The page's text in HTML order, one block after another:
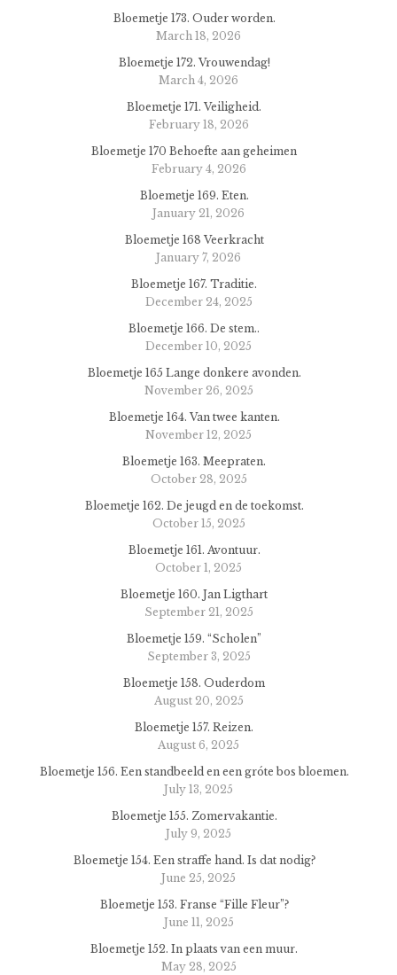
Bloemetje 173. Ouder worden.
March 18, 2026
Bloemetje 172. Vrouwendag!
March 4, 2026
Bloemetje 171. Veiligheid.
February 18, 2026
Bloemetje 170 Behoefte aan geheimen
February 4, 2026
Bloemetje 169. Eten.
January 21, 2026
Bloemetje 168 Veerkracht
January 7, 2026
Bloemetje 167. Traditie.
December 24, 2025
Bloemetje 166. De stem..
December 10, 2025
Bloemetje 165 Lange donkere avonden.
November 26, 2025
Bloemetje 164. Van twee kanten.
November 12, 2025
Bloemetje 163. Meepraten.
October 28, 2025
Bloemetje 162. De jeugd en de toekomst.
October 15, 2025
Bloemetje 161. Avontuur.
October 1, 2025
Bloemetje 160. Jan Ligthart
September 21, 2025
Bloemetje 159. “Scholen”
September 3, 2025
Bloemetje 158. Ouderdom
August 20, 2025
Bloemetje 157. Reizen.
August 6, 2025
Bloemetje 156. Een standbeeld en een gróte bos bloemen.
July 13, 2025
Bloemetje 155. Zomervakantie.
July 9, 2025
Bloemetje 154. Een straffe hand. Is dat nodig?
June 25, 2025
Bloemetje 153. Franse “Fille Fleur”?
June 11, 2025
Bloemetje 152. In plaats van een muur.
May 28, 2025